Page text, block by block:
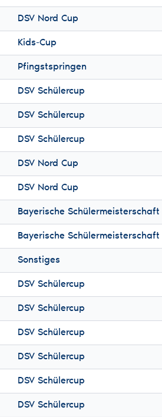
DSV Nord Cup
Kids-Cup
Pfingstspringen
DSV Schülercup
DSV Schülercup
DSV Schülercup
DSV Nord Cup
DSV Nord Cup
Bayerische Schülermeisterschaft
Bayerische Schülermeisterschaft
Sonstiges
DSV Schülercup
DSV Schülercup
DSV Schülercup
DSV Schülercup
DSV Schülercup
DSV Schülercup